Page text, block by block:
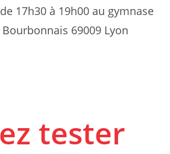
17h30 à 19h00 au gymnase
69009 Lyon
tester